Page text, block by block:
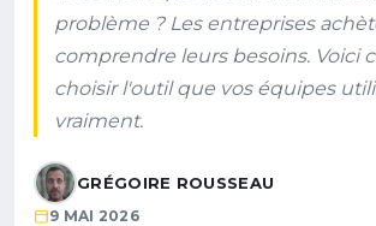
problème ? Les entreprises
comprendre leurs besoins. Voici
choisir l'outil que vos équipes
vraiment.
GRÉGOIRE ROUSSEAU
9 MAI 2026